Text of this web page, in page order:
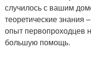
случилось с вашим
теоретические знания
опыт первопроходцев
большую помощь.